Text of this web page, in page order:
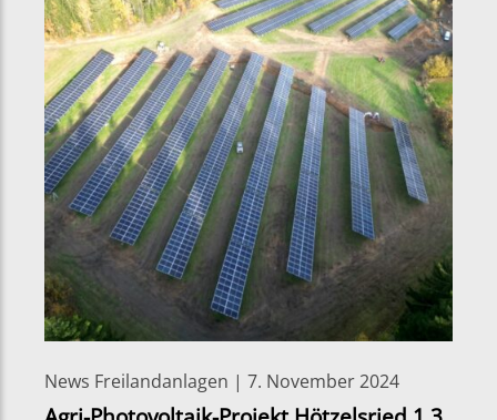
News Freilandanlagen | 7. November 2024